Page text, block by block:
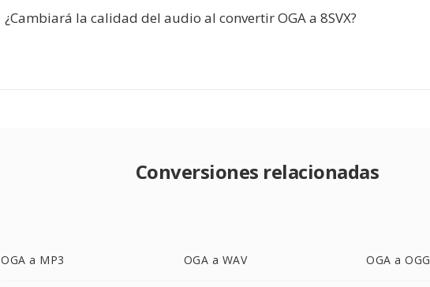
¿Cambiará la calidad del audio al convertir OGA a 8SVX?
Conversiones relacionadas
OGA a MP3 OGA a WAV OGA a OGG